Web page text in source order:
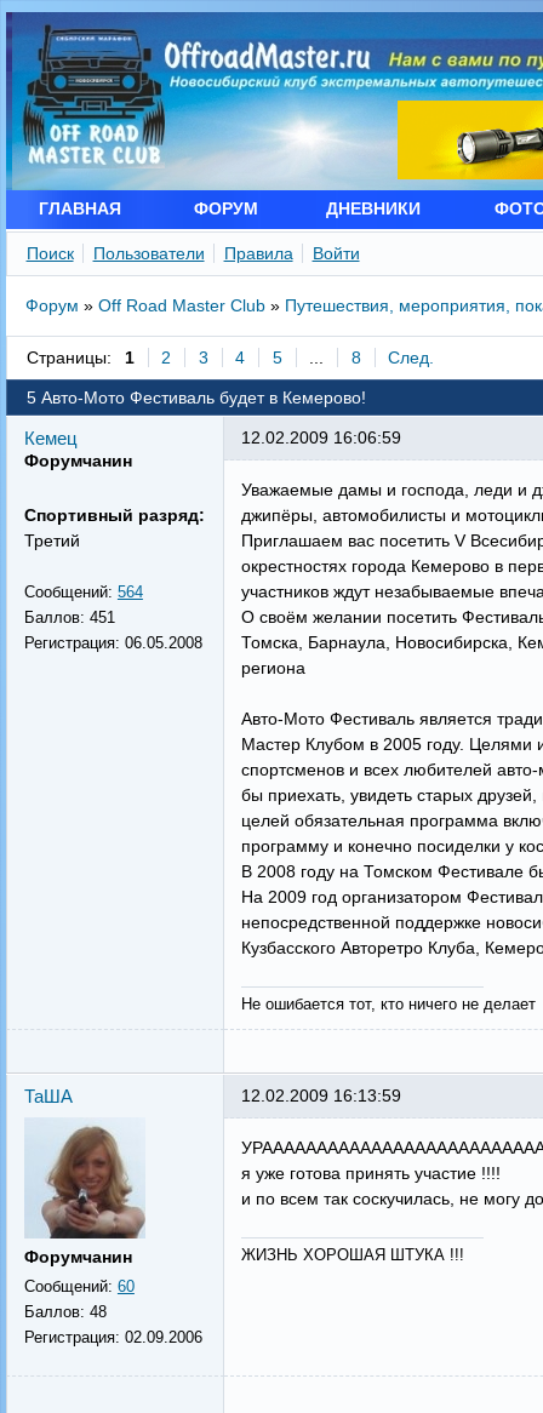
ГЛАВНАЯ ФОРУМ ДНЕВНИКИ
Поиск Пользователи Правила Войти
Форум » Off Road Master Club » Путешествия, мероприятия,
Страницы: 1 2 3 4 5 8 След.
5 Авто-Мото Фестиваль будет в Кемерово!
Кемец
Форумчанин
Спортивный разряд:
Третий
Сообщений: 564
Баллов: 451
Регистрация: 06.05.2008
12.02.2009 16:06:59
Уважаемые дамы и господа, леди и
джипёры, автомобилисты и
Приглашаем вас посетить V
окрестностях города Кемерово в
участников ждут незабываемые
О своём желании посетить
Томска, Барнаула, Новосибирска,
региона
Авто-Мото Фестиваль является
Мастер Клубом в 2005 году. Целями
спортсменов и всех любителей
бы приехать, увидеть старых
целей обязательная программа
программу и конечно посиделки у
В 2008 году на Томском Фестивале
На 2009 год организатором
непосредственной поддержке
Кузбасского Авторетро Клуба,
Не ошибается тот, кто ничего не делает
ТаША
Форумчанин
Сообщений: 60
Баллов: 48
Регистрация: 02.09.2006
12.02.2009 16:13:59
я уже готова принять участие !!!!
и по всем так соскучилась, не могу
ЖИЗНЬ ХОРОШАЯ ШТУКА !!!